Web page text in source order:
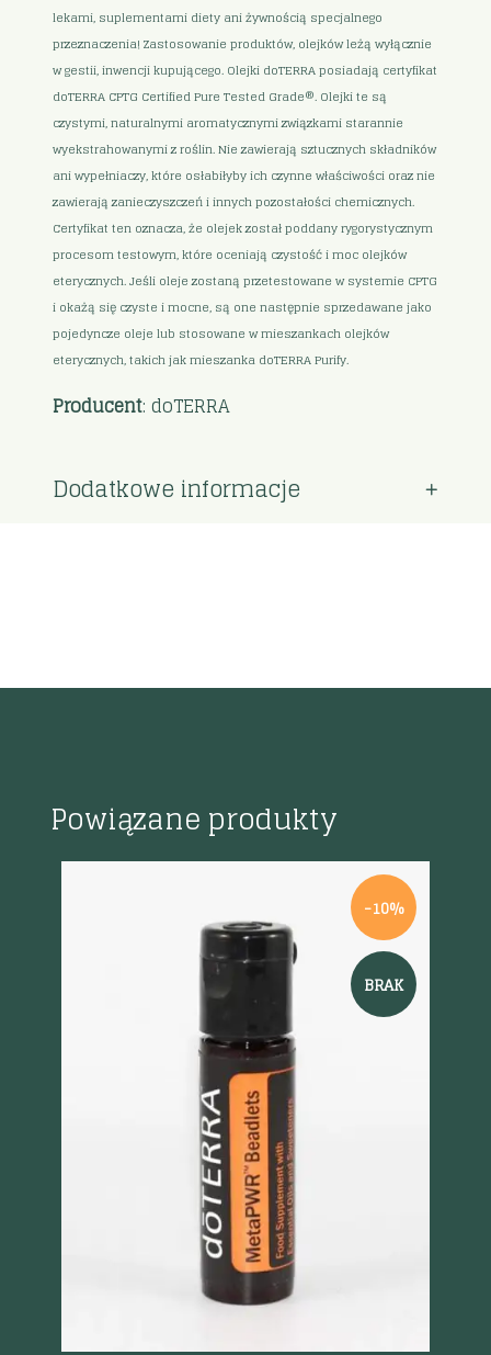
lekami, suplementami diety ani żywnością specjalnego
przeznaczenia! Zastosowanie produktów, olejków leżą wyłącznie
w gestii, inwencji kupującego. Olejki doTERRA posiadają certyfikat
doTERRA CPTG Certified Pure Tested Grade®. Olejki te są
czystymi, naturalnymi aromatycznymi związkami starannie
wyekstrahowanymi z roślin. Nie zawierają sztucznych składników
ani wypełniaczy, które osłabiłyby ich czynne właściwości oraz nie
zawierają zanieczyszczeń i innych pozostałości chemicznych.
Certyfikat ten oznacza, że olejek został poddany rygorystycznym
procesom testowym, które oceniają czystość i moc olejków
eterycznych. Jeśli oleje zostaną przetestowane w systemie CPTG
i okażą się czyste i mocne, są one następnie sprzedawane jako
pojedyncze oleje lub stosowane w mieszankach olejków
eterycznych, takich jak mieszanka doTERRA Purify.
Producent: doTERRA
Dodatkowe informacje
Powiązane produkty
-10%
BRAK
Szybki podgląd